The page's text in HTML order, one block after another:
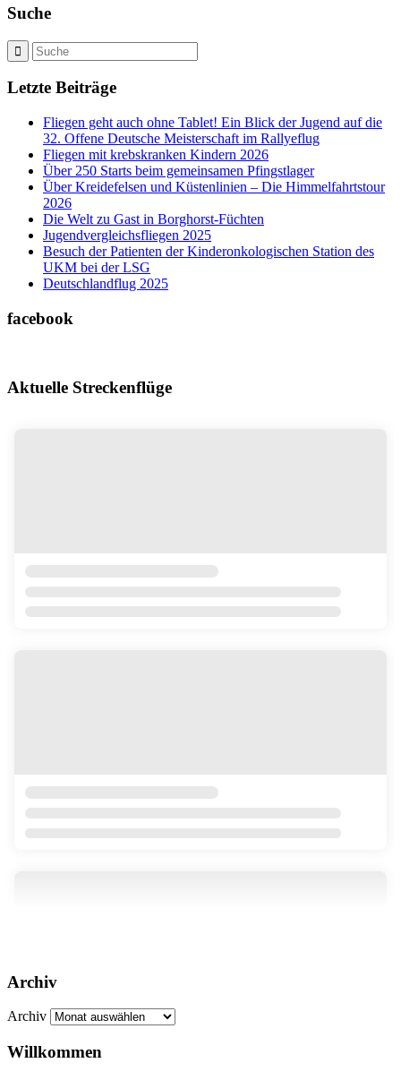
Suche
Letzte Beiträge
Fliegen geht auch ohne Tablet! Ein Blick der Jugend auf die
32. Offene Deutsche Meisterschaft im Rallyeflug
Fliegen mit krebskranken Kindern 2026
Über 250 Starts beim gemeinsamen Pfingstlager
Über Kreidefelsen und Küstenlinien – Die Himmelfahrtstour
2026
Die Welt zu Gast in Borghorst-Füchten
Jugendvergleichsfliegen 2025
Besuch der Patienten der Kinderonkologischen Station des
UKM bei der LSG
Deutschlandflug 2025
facebook
Aktuelle Streckenflüge
Archiv
Archiv
Willkommen